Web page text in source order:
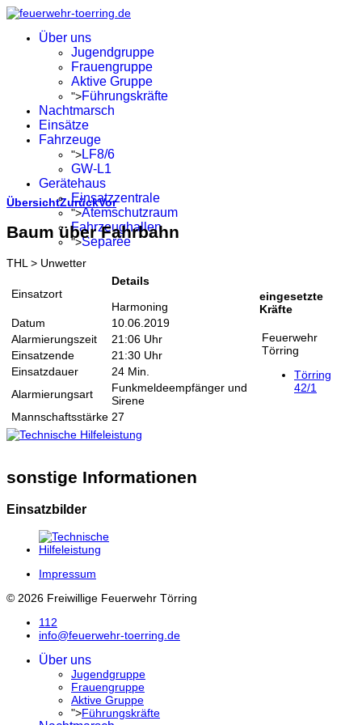
Über uns
Jugendgruppe
Frauengruppe
Aktive Gruppe
">Führungskräfte
Nachtmarsch
Einsätze
Fahrzeuge
">LF8/6
GW-L1
Gerätehaus
Einsatzzentrale
">Atemschutzraum
Fahrzeughallen
">Separée
ÜbersichtZurückVor
Baum über Fahrbahn
THL > Unwetter
Einsatzort
Details
Harmoning
Datum
10.06.2019
Alarmierungszeit
21:06 Uhr
Einsatzende
21:30 Uhr
Einsatzdauer
24 Min.
Alarmierungsart
Funkmeldeempfänger und
Sirene
Mannschaftsstärke 27
eingesetzte
Kräfte
Feuerwehr
Törring
Törring
42/1
sonstige Informationen
Einsatzbilder
Impressum
© 2026 Freiwillige Feuerwehr Törring
112
info@feuerwehr-toerring.de
Über uns
Jugendgruppe
Frauengruppe
Aktive Gruppe
">Führungskräfte